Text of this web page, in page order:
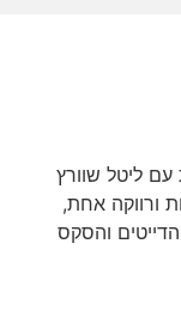
סדרה קומית עם ליטל שוורץ
ורווקה אחת,
והסקס